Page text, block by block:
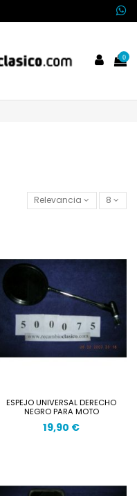
0
Relevancia 8
ESPEJO UNIVERSAL DERECHO
NEGRO PARA MOTO
19,90 €